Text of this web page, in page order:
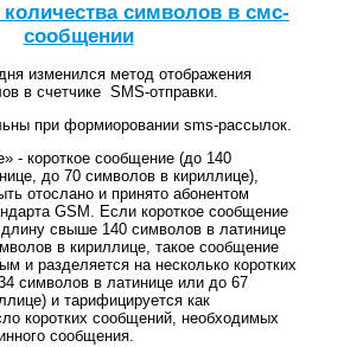
символов в смс-
сообщении
изменился метод отображения
в счетчике SMS-отправки.
при формиоровании sms-рассылок.
- короткое сообщение (до 140
до 70 символов в кириллице),
отослано и принято абонентом
GSM. Если короткое сообщение
свыше 140 символов в латинице
в кириллице, такое сообщение
и разделяется на несколько коротких
символов в латинице или до 67
и тарифицируется как
коротких сообщений, необходимых
сообщения.